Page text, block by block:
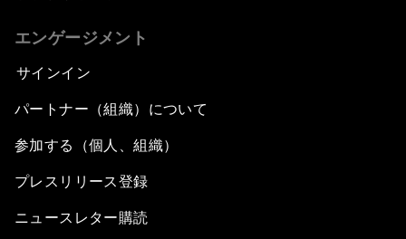
エンゲージメント
サインイン
パートナー（組織）について
参加する（個人、組織）
プレスリリース登録
ニュースレター購読